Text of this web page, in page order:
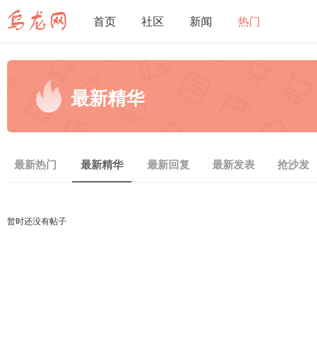
首页 社区 新闻 热门
最新精华
最新热门 最新精华 最新回复 最新发表 抢沙发
暂时还没有帖子